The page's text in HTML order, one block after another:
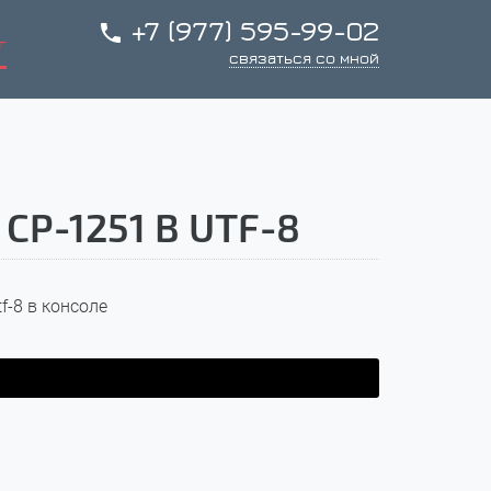
 +7 (977) 595-99-02
связаться со мной
1251 В UTF-8
8 в консоле